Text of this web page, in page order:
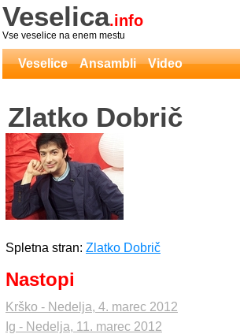
Veselica.info
Vse veselice na enem mestu
Veselice Ansambli Video
Zlatko Dobrič
Spletna stran: Zlatko Dobrič
Nastopi
Krško - Nedelja, 4. marec 2012
Ig - Nedelja, 11. marec 2012